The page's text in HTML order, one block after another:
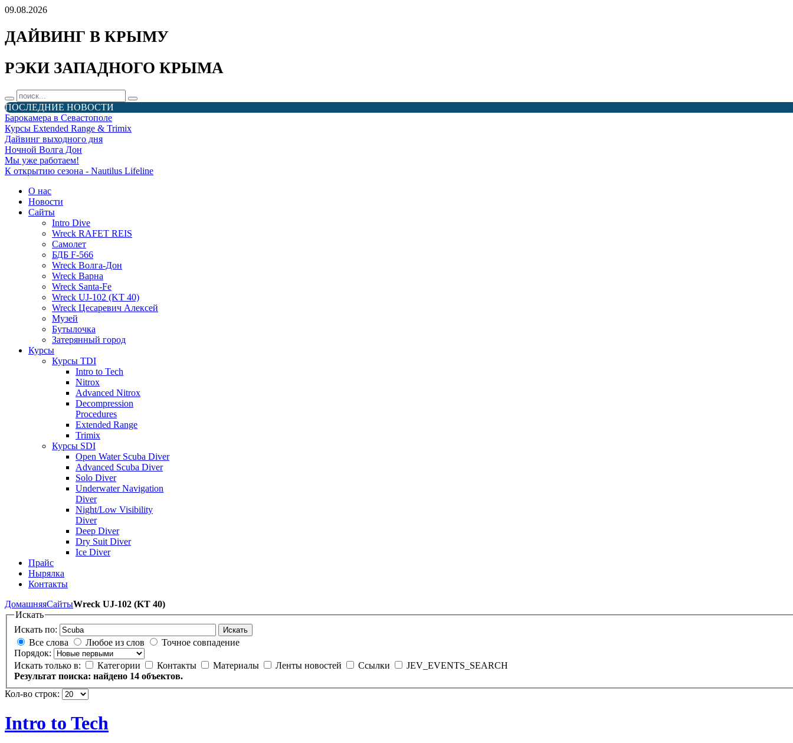
09.08.2026
ДАЙВИНГ В КРЫМУ
РЭКИ ЗАПАДНОГО КРЫМА
ПОСЛЕДНИЕ НОВОСТИ
Барокамера в Севастополе
Курсы Extended Range & Trimix
Дайвинг выходного дня
Ночной Волга Дон
Мы уже работаем!
К открытию сезона - Nautilus Lifeline
О нас
Новости
Сайты
Intro Dive
Wreck RAFET REIS
Самолет
БДБ F-566
Wreck Волга-Дон
Wreck Варна
Wreck Santa-Fe
Wreck UJ-102 (KT 40)
Wreck Цесаревич Алексей
Музей
Бутылочка
Затерянный город
Курсы
Курсы TDI
Intro to Tech
Nitrox
Advanced Nitrox
Decompression
Procedures
Extended Range
Trimix
Курсы SDI
Open Water Scuba Diver
Advanced Scuba Diver
Solo Diver
Underwater Navigation
Diver
Night/Low Visibility
Diver
Deep Diver
Dry Suit Diver
Ice Diver
Прайс
Нырялка
Контакты
ДомашняяСайтыWreck UJ-102 (KT 40)
Искать
Искать по:
Искать
Все слова Любое из слов
Точное совпадение
Порядок:
Искать только в:
Категории Контакты Материалы Ленты новостей Ссылки
JEV_EVENTS_SEARCH
Результат поиска: найдено 14 объектов.
Кол-во строк:
Intro to Tech